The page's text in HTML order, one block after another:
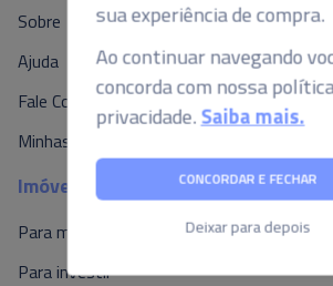
Ao continuar navegando você
concorda com nossa política
privacidade.Saiba mais.
Deixar para depois
Sobre
Ajuda
Fale Conosco
Minhas Propostas
Imóveis
Para morar
Para investir